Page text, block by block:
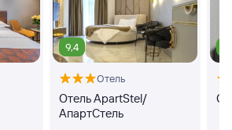
9,4
Отель
Отель ApartStel/
АпартСтель